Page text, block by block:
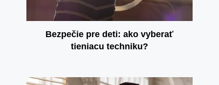
Bezpečie pre deti: ako vyberať
tieniacu techniku?